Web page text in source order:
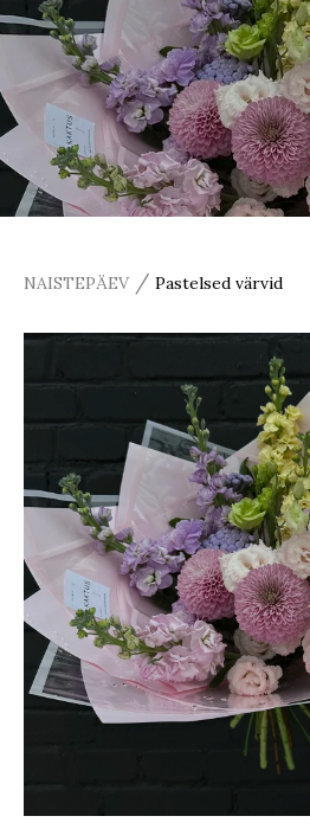
NAISTEPÄEV / Pastelsed värvid